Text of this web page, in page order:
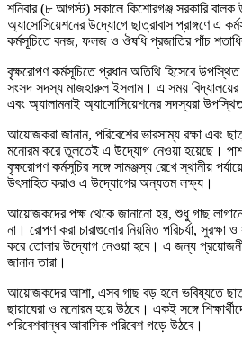
শনিবার (৮ আগস্ট) সকালে কিশোরগঞ্জ সরকারি বালক
অ্যাসোসিয়েশনের উদ্যোগে ছাত্রাবাস প্রাঙ্গণে এ
কর্মসূচিতে বনজ, ফলজ ও ঔষধি প্রজাতির পাঁচ
বৃক্ষরোপণ কর্মসূচিতে প্রধান অতিথি হিসেবে
সংসদ সদস্য মাজহারুল ইসলাম। এ সময় বিদ্যালয়ের
এবং অ্যালামনাই অ্যাসোসিয়েশনের সদস্যরা
আয়োজকরা জানান, পরিবেশের ভারসাম্য রক্ষা এবং
মনোরম করে তুলতেই এ উদ্যোগ নেওয়া হয়েছে।
বৃক্ষরোপণ কর্মসূচির সঙ্গে সামঞ্জস্য রেখে স্থানীয়
উৎসাহিত করাও এ উদ্যোগের অন্যতম লক্ষ্য।
আয়োজকদের পক্ষ থেকে জানানো হয়, শুধু গাছ
না। রোপণ করা চারাগুলোর নিয়মিত পরিচর্যা, সুরক্ষা
করে তোলার উদ্যোগ নেওয়া হবে। এ জন্য প্রয়োজনীয়
জানান তারা।
আয়োজকদের আশা, এসব গাছ বড় হলে ভবিষ্যতে
ছায়াঘেরা ও মনোরম হয়ে উঠবে। একই সঙ্গে
পরিবেশবান্ধব আবাসিক পরিবেশ গড়ে উঠবে।